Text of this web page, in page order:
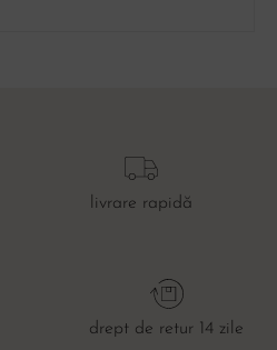
livrare rapidă
drept de retur 14 zile